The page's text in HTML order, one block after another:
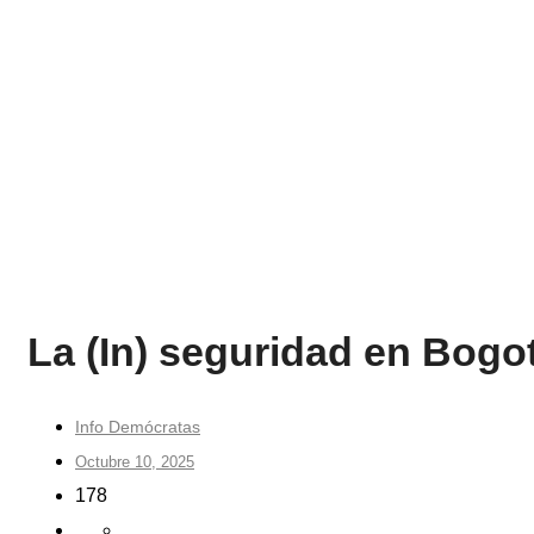
La (In) seguridad en
Info Demócratas
Octubre 10, 2025
178